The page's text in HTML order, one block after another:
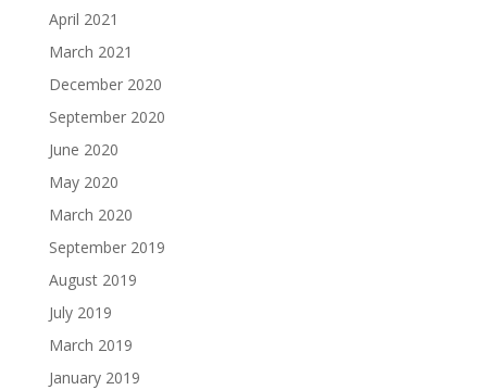
April 2021
March 2021
December 2020
September 2020
June 2020
May 2020
March 2020
September 2019
August 2019
July 2019
March 2019
January 2019